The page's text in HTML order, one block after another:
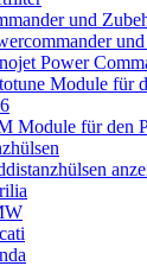
und
Power
Module für
Module für den